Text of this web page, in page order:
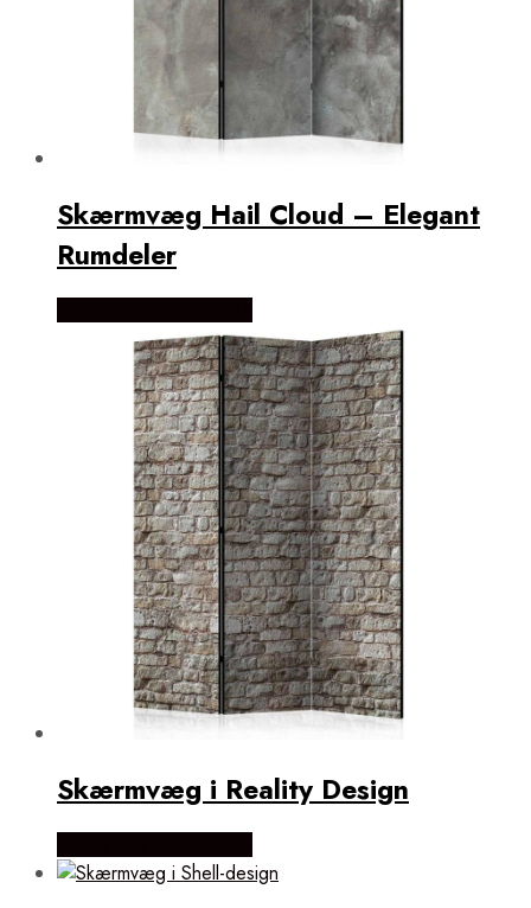
Skærmvæg Hail Cloud – Elegant
Rumdeler
Skærmvæg i Reality Design